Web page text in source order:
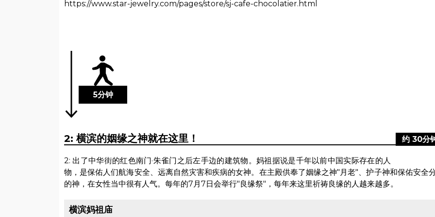
https://www.star-jewelry.com/pages/store/sj-cafe-chocolatier.html
5分钟
约 30分
2: 横滨的姻缘之神就在这里！
2: 出了中华街的红色南门·朱雀门之后左手边的建筑物。妈祖据说是千年以前中国实际存在的人
物，是保佑人们航海安全、远离自然灾害和疾病的女神。在主殿供奉了姻缘之神"月老"、护子神和保佑安全
的神，在女性当中很有人气。每年的7月7日会举行"良缘祭"，每年来这里祈祷良缘的人越来越多。
横滨妈祖庙